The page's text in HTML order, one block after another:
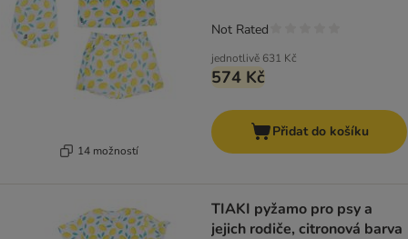
14 možností
jednotlivě 631 Kč
574 Kč
Not Rated
Přidat do košíku
TIAKI pyžamo pro psy a
jejich rodiče, citronová barva